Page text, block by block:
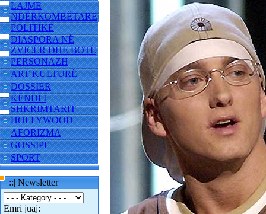
LAJME
NDËRKOMBËTARE
POLITIKË
DIASPORA NË
ZVICËR DHE BOTË
PERSONAZH
ART KULTURË
DOSSIER
KËNDI I
SHKRIMTARIT
HOLLYWOOD
AFORIZMA
GOSSIPE
SPORT
::| Newsletter
Emri juaj: